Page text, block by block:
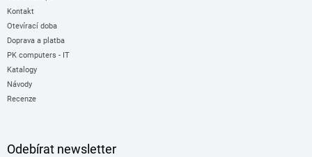
Kontakt
Otevírací doba
Doprava a platba
PK computers - IT
Katalogy
Návody
Recenze
Odebírat newsletter